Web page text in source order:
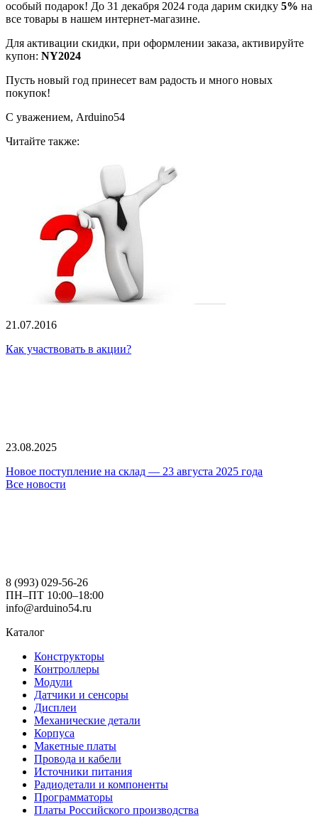
особый подарок! До 31 декабря 2024 года дарим скидку 5% на
все товары в нашем интернет-магазине.
Для активации скидки, при оформлении заказа, активируйте
купон: NY2024
Пусть новый год принесет вам радость и много новых
покупок!
С уважением, Arduino54
Читайте также:
21.07.2016
Как участвовать в акции?
23.08.2025
Новое поступление на склад — 23 августа 2025 года
Все новости
8 (993) 029-56-26
ПН–ПТ 10:00–18:00
info@arduino54.ru
Каталог
Конструкторы
Контроллеры
Модули
Датчики и сенсоры
Дисплеи
Механические детали
Корпуса
Макетные платы
Провода и кабели
Источники питания
Радиодетали и компоненты
Программаторы
Платы Российского производства